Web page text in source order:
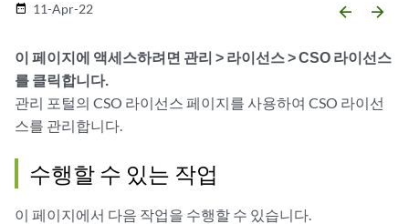
date_range 11-Apr-22 arrow_backward arrow_forward
이 페이지에 액세스하려면 관리 > 라이선스 > CSO 라이선스
를 클릭합니다.
관리 포털의 CSO 라이선스 페이지를 사용하여 CSO 라이선
스를 관리합니다.
수행할 수 있는 작업
이 페이지에서 다음 작업을 수행할 수 있습니다.